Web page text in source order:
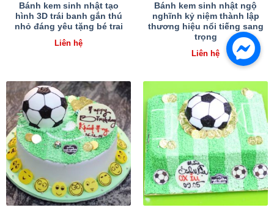
Bánh kem sinh nhật tạo
hình 3D trái banh gắn thú
nhỏ đáng yêu tặng bé trai
Liên hệ
Bánh kem sinh nhật ngộ
nghĩnh kỷ niệm thành lập
thương hiệu nổi tiếng sang
trọng
Liên hệ